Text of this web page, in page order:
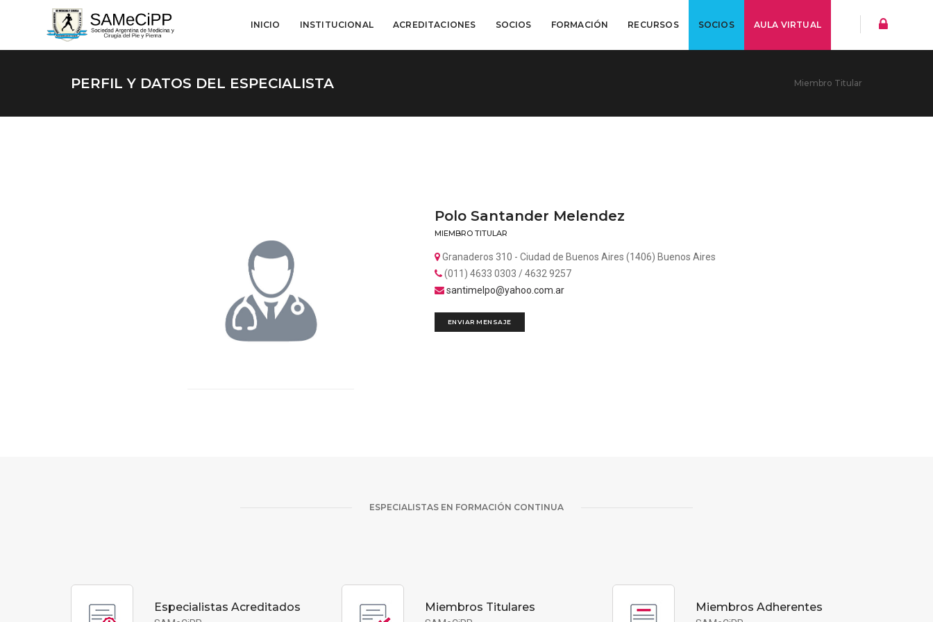
INICIO INSTITUCIONAL ACREDITACIONES SOCIOS FORMACIÓN RECURSOS SOCIOS AULA VIRTUAL
PERFIL Y DATOS DEL ESPECIALISTA Miembro Titular
Polo Santander Melendez
MIEMBRO TITULAR
Granaderos 310 - Ciudad de Buenos Aires (1406) Buenos Aires
(011) 4633 0303 / 4632 9257
santimelpo@yahoo.com.ar
ENVIAR MENSAJE
ESPECIALISTAS EN FORMACIÓN CONTINUA
Especialistas Acreditados Miembros Titulares Miembros Adherentes